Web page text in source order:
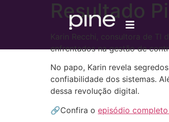
Resultado
Karin Recchi, consultora de TI
enfrentados na gestão de
No papo, Karin revela
confiabilidade dos sistemas.
dessa revolução digital.
🔗Confira o episódio